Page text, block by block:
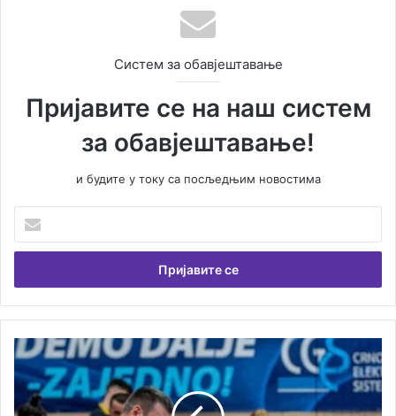
Систем за обавјештавање
Пријавите се на наш систем
за обавјештавање!
и будите у току са посљедњим новостима
е
и
т
В
а
ш
у
Л
у
к
а